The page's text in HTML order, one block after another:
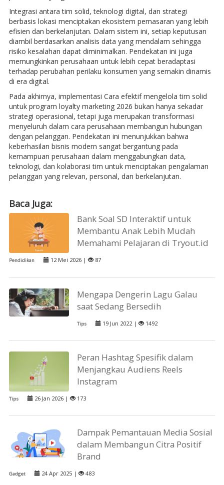
Integrasi antara tim solid, teknologi digital, dan strategi
berbasis lokasi menciptakan ekosistem pemasaran yang lebih
efisien dan berkelanjutan. Dalam sistem ini, setiap keputusan
diambil berdasarkan analisis data yang mendalam sehingga
risiko kesalahan dapat diminimalkan. Pendekatan ini juga
memungkinkan perusahaan untuk lebih cepat beradaptasi
terhadap perubahan perilaku konsumen yang semakin dinamis
di era digital.
Pada akhirnya, implementasi Cara efektif mengelola tim solid
untuk program loyalty marketing 2026 bukan hanya sekadar
strategi operasional, tetapi juga merupakan transformasi
menyeluruh dalam cara perusahaan membangun hubungan
dengan pelanggan. Pendekatan ini menunjukkan bahwa
keberhasilan bisnis modern sangat bergantung pada
kemampuan perusahaan dalam menggabungkan data,
teknologi, dan kolaborasi tim untuk menciptakan pengalaman
pelanggan yang relevan, personal, dan berkelanjutan.
Baca Juga:
Bank Soal SD Interaktif untuk
Membantu Anak Lebih Mudah
Memahami Pelajaran di Tryout.id
Pendidikan 12 Mei 2026 | 87
Mengapa Dengerin Lagu Galau
saat Sedang Bersedih
Tips 19 Jun 2022 | 1492
Peran Hashtag Spesifik dalam
Menjangkau Audiens Reels
Instagram
Tips 26 Jan 2026 | 173
Dampak Pemantauan Media Sosial
dalam Membangun Citra Positif
Brand
Gadget 24 Apr 2025 | 483